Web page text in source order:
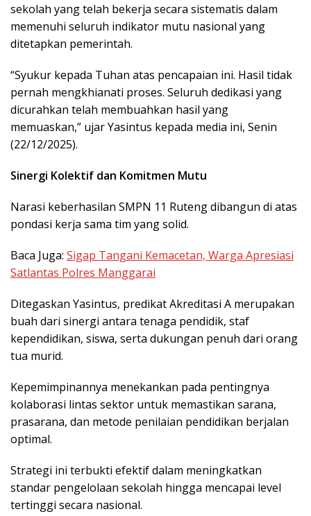
sekolah yang telah bekerja secara sistematis dalam
memenuhi seluruh indikator mutu nasional yang
ditetapkan pemerintah.
“Syukur kepada Tuhan atas pencapaian ini. Hasil tidak
pernah mengkhianati proses. Seluruh dedikasi yang
dicurahkan telah membuahkan hasil yang
memuaskan,” ujar Yasintus kepada media ini, Senin
(22/12/2025).
Sinergi Kolektif dan Komitmen Mutu
Narasi keberhasilan SMPN 11 Ruteng dibangun di atas
pondasi kerja sama tim yang solid.
Baca Juga: Sigap Tangani Kemacetan, Warga Apresiasi
Satlantas Polres Manggarai
Ditegaskan Yasintus, predikat Akreditasi A merupakan
buah dari sinergi antara tenaga pendidik, staf
kependidikan, siswa, serta dukungan penuh dari orang
tua murid.
Kepemimpinannya menekankan pada pentingnya
kolaborasi lintas sektor untuk memastikan sarana,
prasarana, dan metode penilaian pendidikan berjalan
optimal.
Strategi ini terbukti efektif dalam meningkatkan
standar pengelolaan sekolah hingga mencapai level
tertinggi secara nasional.